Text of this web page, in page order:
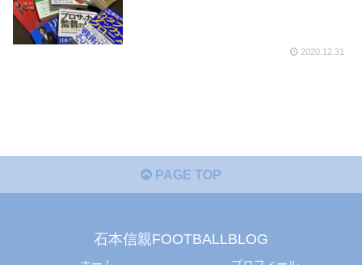
2020.12.31
PAGE TOP
石本信親FOOTBALLBLOG